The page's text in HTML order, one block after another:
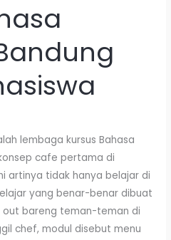
lembaga kursus Bahasa
cafe pertama di
artinya tidak hanya belajar di
yang benar-benar dibuat
bareng teman-teman di
chef, modul disebut menu